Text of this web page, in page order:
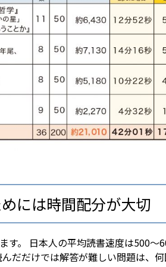
には時間配分が大切
す。 日本人の平均読書速度は500
だだけでは解答が難しい問題は、